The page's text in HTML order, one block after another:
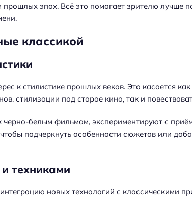
эпох. Всё это помогает зрителю лучше
классикой
к стилистике прошлых веков. Это касается
стилизации под старое кино, так и
белым фильмам, экспериментируют с
подчеркнуть особенности сюжетов или
техниками
новых технологий с классическими